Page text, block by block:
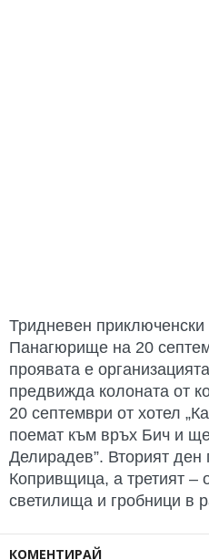
Тридневен
Панагюрище на 20
проявата е
предвижда колоната от
20 септември от хотел
поемат към връх Бич и
Делирадев”. Вторият
Копривщица, а третият –
светилища и гробници в
КОМЕНТИРАЙ